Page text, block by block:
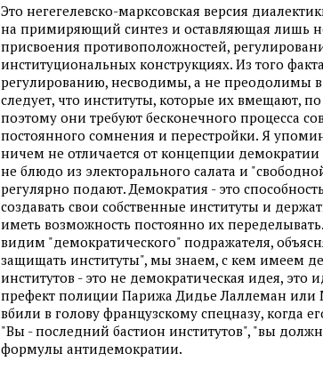
Это негегелевско-марксовская версия
на примиряющий синтез и оставляющая лишь
присвоения противоположностей,
институциональных конструкциях. Из того
регулированию, несводимы, а не преодолимы
следует, что институты, которые их вмещают,
поэтому они требуют бесконечного процесса
постоянного сомнения и перестройки. Я
ничем не отличается от концепции демократии
не блюдо из электорального салата и
регулярно подают. Демократия - это
создавать свои собственные институты и
иметь возможность постоянно их
видим "демократического" подражателя,
защищать институты", мы знаем, с кем имеем
институтов - это не демократическая идея, это
префект полиции Парижа Дидье Лаллеман или
вбили в голову французскому спецназу, когда
"Вы - последний бастион институтов", "вы
формулы антидемократии.